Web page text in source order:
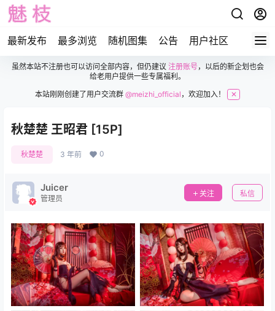
最新发布 最多浏览 随机图集 公告 用户社区
虽然本站不注册也可以访问全部内容，但仍建议 注册账号，以后的新企划也会
给老用户提供一些专属福利。
本站刚刚创建了用户交流群@meizhi_official ，欢迎加入！ ✕
秋楚楚 王昭君 [15P]
秋楚楚 3 年前 0
Juicer
管理员
关注 私信